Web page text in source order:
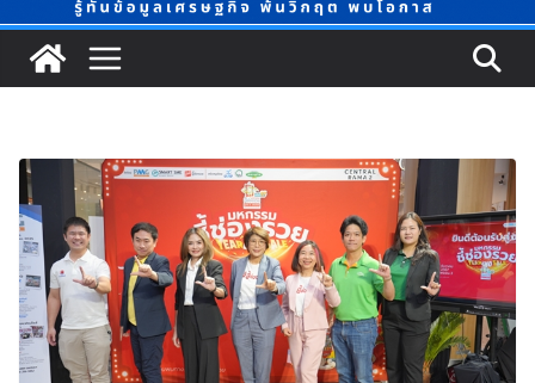
Bio+HealthTech INTERNATIONAL และ FutureCHEM
INTERNATIONAL เปิดเวที AI ขับเคลื่อนนวัตกรรม
วิทยาศาสตร์และสุขภาพ